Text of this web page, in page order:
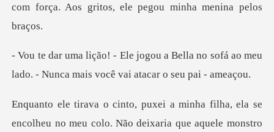
com força. Aos gritos
Bella no sofá ao meu
lado. - Nunca mai
colo. Não deixaria que aquele monstro